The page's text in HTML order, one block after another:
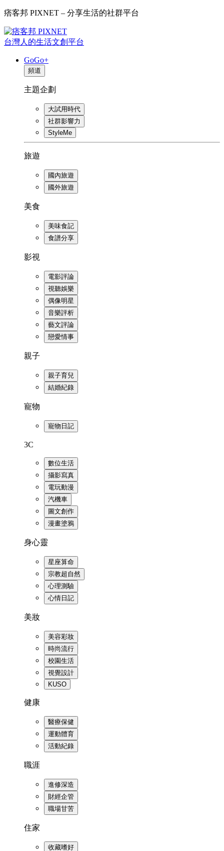
痞客邦 PIXNET – 分享生活的社群平台
台灣人的生活文創平台
GoGo+
頻道
主題企劃
大試用時代
社群影響力
StyleMe
旅遊
國內旅遊
國外旅遊
美食
美味食記
食譜分享
影視
電影評論
視聽娛樂
偶像明星
音樂評析
藝文評論
戀愛情事
親子
親子育兒
結婚紀錄
寵物
寵物日記
3C
數位生活
攝影寫真
電玩動漫
汽機車
圖文創作
漫畫塗鴉
身心靈
星座算命
宗教超自然
心理測驗
心情日記
美妝
美容彩妝
時尚流行
校園生活
視覺設計
KUSO
健康
醫療保健
運動體育
活動紀錄
職涯
進修深造
財經企管
職場甘苦
住家
收藏嗜好